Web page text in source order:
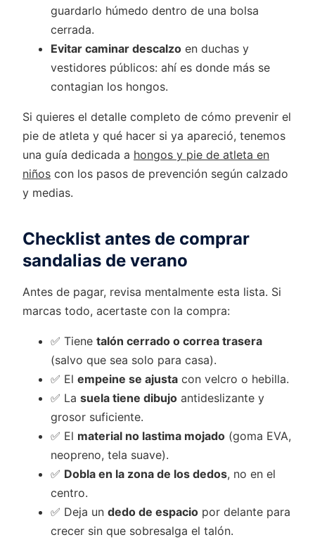
guardarlo húmedo dentro de una bolsa
cerrada.
Evitar caminar descalzo en duchas y
vestidores públicos: ahí es donde más se
contagian los hongos.
Si quieres el detalle completo de cómo prevenir el
pie de atleta y qué hacer si ya apareció, tenemos
una guía dedicada a hongos y pie de atleta en
niños con los pasos de prevención según calzado
y medias.
Checklist antes de comprar
sandalias de verano
Antes de pagar, revisa mentalmente esta lista. Si
marcas todo, acertaste con la compra:
✅ Tiene talón cerrado o correa trasera
(salvo que sea solo para casa).
✅ El empeine se ajusta con velcro o hebilla.
✅ La suela tiene dibujo antideslizante y
grosor suficiente.
✅ El material no lastima mojado (goma EVA,
neopreno, tela suave).
✅ Dobla en la zona de los dedos, no en el
centro.
✅ Deja un dedo de espacio por delante para
crecer sin que sobresalga el talón.